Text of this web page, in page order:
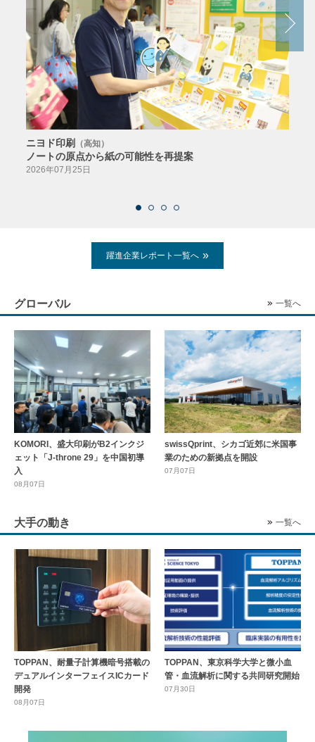
ニヨド印刷 （高知）
ノートの原点から紙の可能性を再提案
2026年07月25日
躍進企業レポート一覧へ
グローバル 一覧へ
KOMORI、盛大印刷がB2インクジ
ェット「J-throne 29」を中国初導
入
08月07日
swissQprint、シカゴ近郊に⽶国事
業のための新拠点を開設
07月07日
大手の動き 一覧へ
TOPPAN、耐量子計算機暗号搭載の
デュアルインターフェイスICカード
開発
08月07日
TOPPAN、東京科学大学と微小血
管・血流解析に関する共同研究開始
07月30日